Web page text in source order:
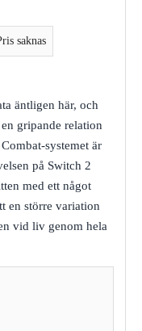
saknas
äntligen här, och
gripande relation
systemet är
på Switch 2
med ett något
en större variation
vid liv genom hela